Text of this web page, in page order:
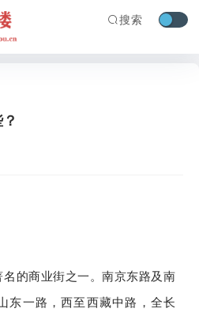
搜索
名的商业街之一。南京东路及南
东一路，西至西藏中路，全长